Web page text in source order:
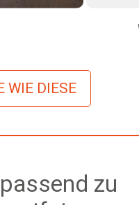
WIE DIESE
zu